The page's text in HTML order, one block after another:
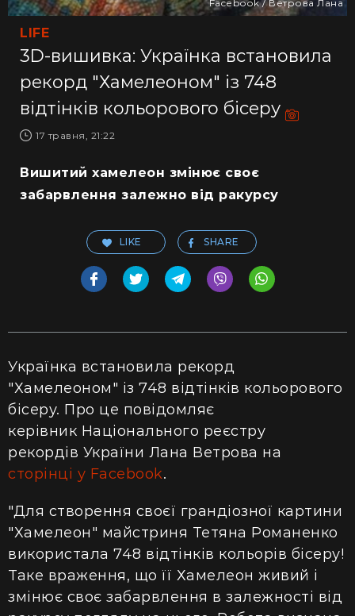
LIFE
3D-вишивка: Українка встановила
рекорд "Хамелеоном" із 748
відтінків кольорового бісеру
17 травня, 21:22
Facebook / Ветрова Лана
Вишитий хамелеон змінює своє
забарвлення залежно від ракурсу
LIKE SHARE
Українка встановила рекорд
"Хамелеоном" із 748 відтінків кольорового
бісеру. Про це повідомляє
керівник Національного реєстру
рекордів України Лана Ветрова на
сторінці у Facebook.
"Для створення своєї грандіозної картини
"Хамелеон" майстриня Тетяна Романенко
використала 748 відтінків кольорів бісеру!
Таке враження, що її Хамелеон живий і
змінює своє забарвлення в залежності від